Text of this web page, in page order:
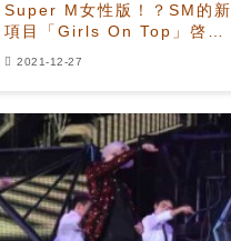
Super M女性版！？SM的新
項目「Girls On Top」啓
2021-12-27